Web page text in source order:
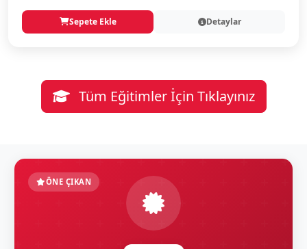
Sepete Ekle Detaylar
Tüm Eğitimler İçin Tıklayınız
ÖNE ÇIKAN